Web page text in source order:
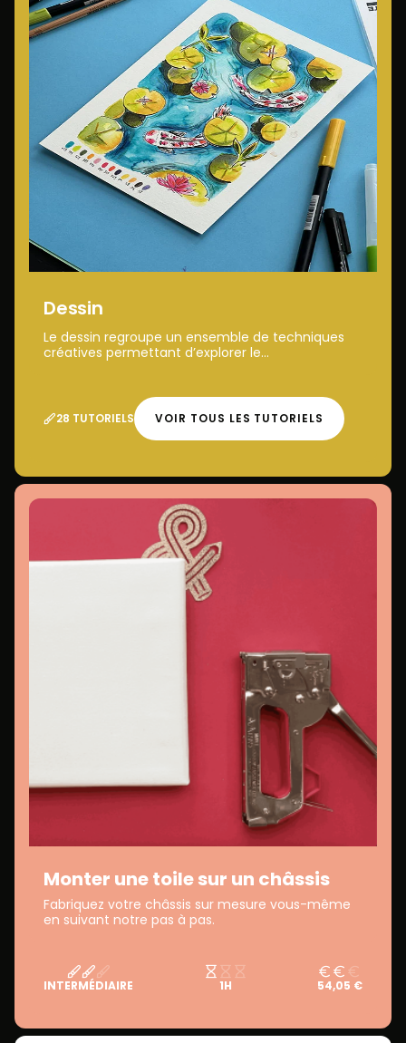
Dessin
Le dessin regroupe un ensemble de techniques
créatives permettant d’explorer le...
28 TUTORIELS VOIR TOUS LES TUTORIELS
Monter une toile sur un châssis
Fabriquez votre châssis sur mesure vous-même
en suivant notre pas à pas.
INTERMÉDIAIRE 1H 54,05 €